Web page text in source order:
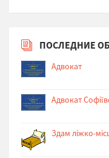
ПОСЛЕДНИЕ
Адвокат
Адвокат
Здам ліжко-